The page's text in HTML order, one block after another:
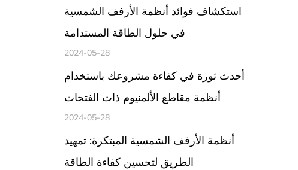
استكشاف فوائد أنظمة الأرفف الشمسية
في حلول الطاقة المستدامة
2024-05-28
أحدث ثورة في كفاءة مشروعك باستخدام
أنظمة مقاطع الألمنيوم ذات الفتحات
2024-05-28
أنظمة الأرفف الشمسية المبتكرة: تمهيد
الطريق لتحسين كفاءة الطاقة